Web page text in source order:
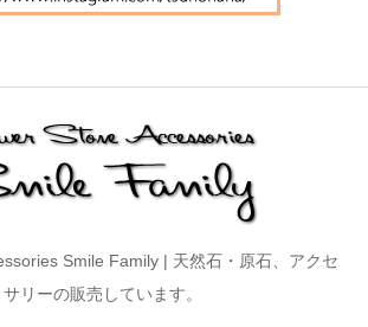
Smile Family | 天然石・原石、アクセ
サリーの販売しています。